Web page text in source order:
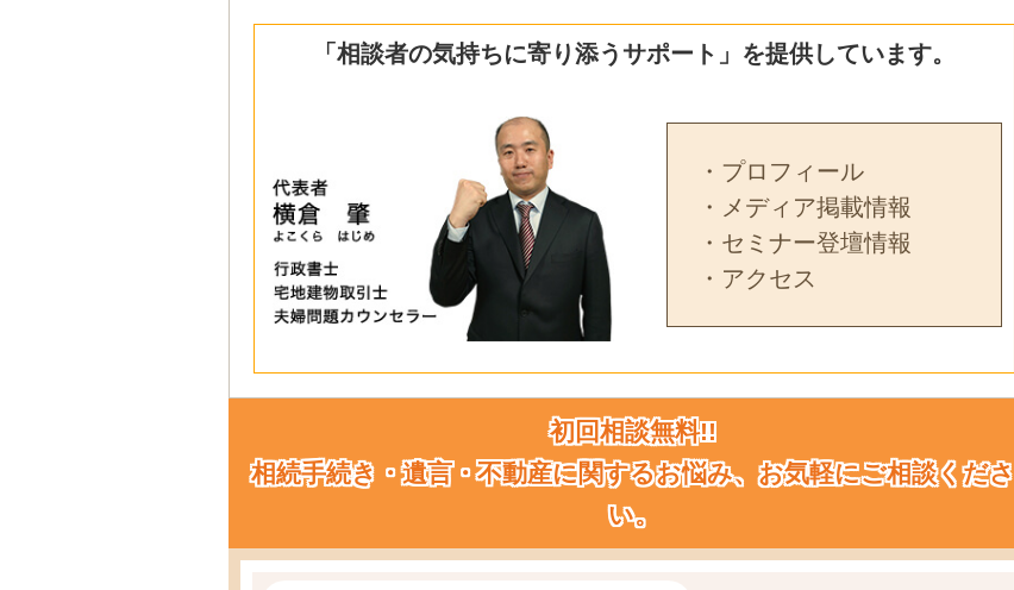
「相談者の気持ちに寄り添うサポート」を提供しています。
・プロフィール
・メディア掲載情報
・セミナー登壇情報
・アクセス
初回相談無料!!
相続手続き・遺言・不動産に関するお悩み、お気軽にご相談くださ
い。